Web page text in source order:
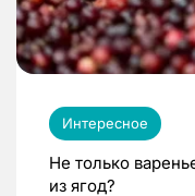
Интересное
Не только
из ягод?